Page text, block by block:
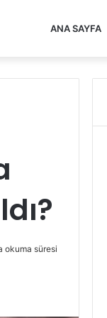
ANA SAYFA
okuma süresi